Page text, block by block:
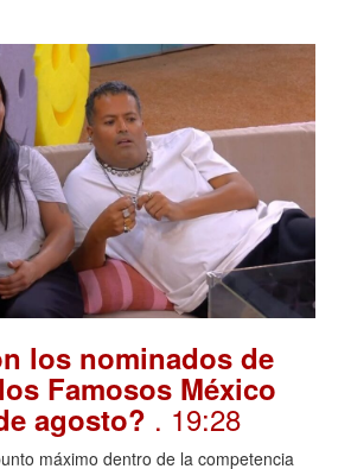
los nominados de
Famosos México
agosto? . 19:28
máximo dentro de la competencia